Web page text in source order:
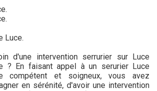
Luce.
d'une intervention serrurier sur Luce
? En faisant appel à un serurier Luce
compétent et soigneux, vous avez
en sérénité, d'avoir une intervention